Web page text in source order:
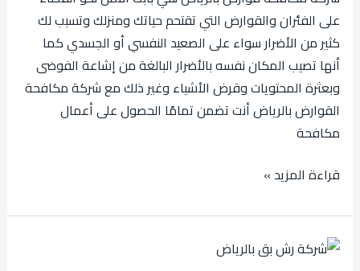
على الفئران والقوارض التي تقتحم حياتك ومنزلك وتسبب لك
كثير من الأضرار سواء على الصعيد النفسي أو الجسدي كما
أنها تصيب المكان نفسه بالأضرار البالغة من إشاعة الفوضى
وبعثرة المحتويات وقرض الأشياء وغير ذلك مع شركة مكافحة
القوارض بالرياض أنت تضمن تمامًا الحصول على أعمال
مكافحة
بالرياض
قراءة المزيد »
شركة